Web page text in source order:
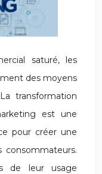
saturé, les
des moyens
transformation
est une
pour créer une
consommateurs.
de leur usage